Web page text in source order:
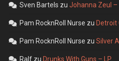
Sven Bartels zu Johanna Zeul –
Pam RocknRoll Nurse zu Detroit
Pam RocknRoll Nurse zu Silver
Ralfzu Drunks With Guns – LP